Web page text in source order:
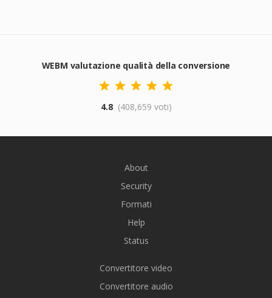
WEBM valutazione qualità della conversione
4.8 (408,659 voti)
About
Security
Formati
Help
Status
Convertitore video
Convertitore audio